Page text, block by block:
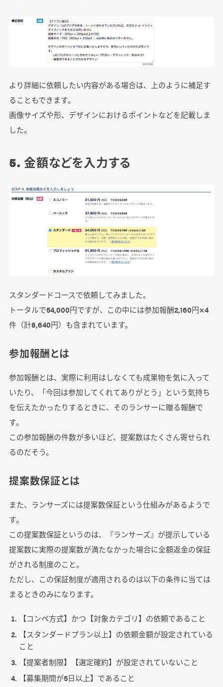
より詳細に依頼したい内容がある場合は、上のように補足す
ることもできます。
画像サイズや形、デザインにおけるポイントなどを記載しま
した。
5. 金額などを入力する
スタンダードコースで依頼してみました。
トータルで54,000円ですが、この中には参加報酬2,160円×4
件（計8,640円）も含まれています。
参加報酬とは
参加報酬とは、実際に利用はしなくても成果物を気に入って
いたり、「今回は参加してくれてありがとう」という気持ち
を伝えたかったりするときに、そのランサーに贈る報酬で
す。
この参加報酬の件数が多いほど、提案数はたくさん寄せられ
るのだそう。
提案数保証とは
また、ランサーズには提案数保証という仕組みがあるようで
す。
この提案数保証というのは、『ランサーズ』が提示している
提案数に実際の提案数が満たなかった場合に全額返金の保証
がされる制度のこと。
ただし、この保証制度が適用されるのは以下の条件に当ては
まるときのみになります。
【コンペ方式】かつ【対象カテゴリ】の依頼であること
【スタンダードプラン以上】の依頼金額が設定されている
こと
【提案者制限】【選定確約】が設定されていないこと
【募集期間が5日以上】であること